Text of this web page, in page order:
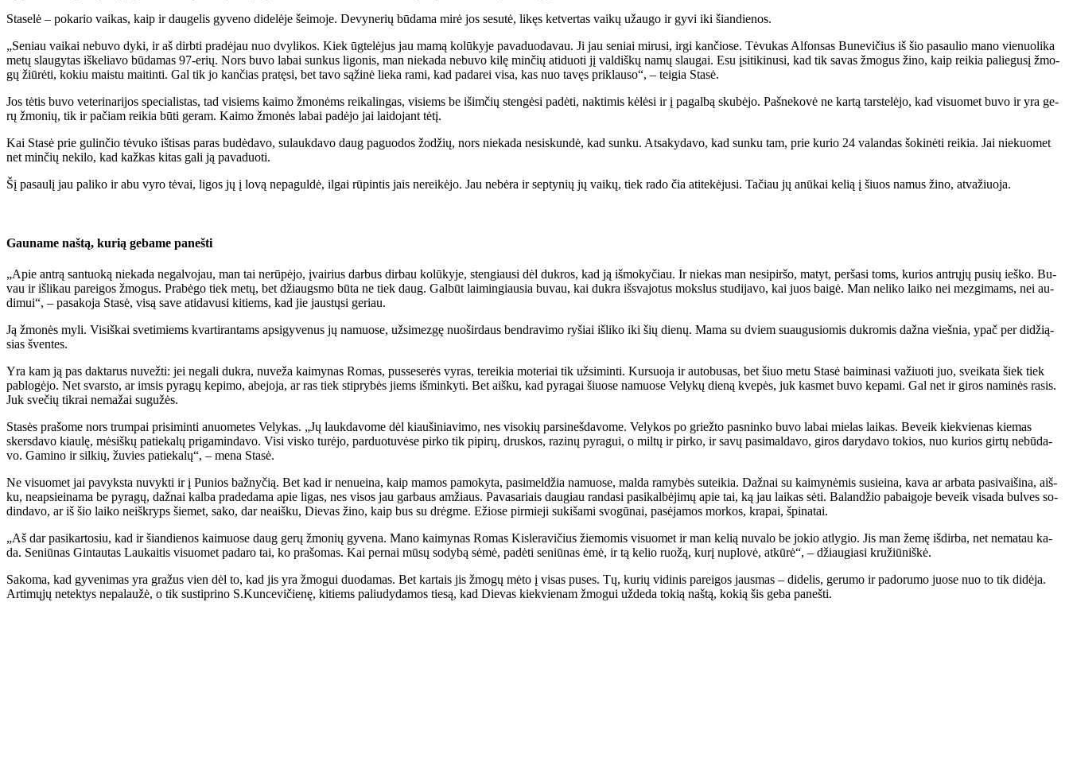
Sta­se­lė – po­ka­rio vai­kas, kaip ir dau­ge­lis gy­ve­no di­de­lė­je šei­mo­je. De­vy­ne­rių bū­da­ma mi­rė jos se­su­tė, li­kęs ket­ver­tas vai­kų už­au­go ir gy­vi iki šian­die­nos.
„Se­niau vai­kai ne­bu­vo dy­ki, ir aš dirb­ti pra­dė­jau nuo dvy­li­kos. Kiek ūg­te­lė­jus jau ma­mą ko­lū­ky­je pa­va­duo­da­vau. Ji jau se­niai mi­ru­si, ir­gi kan­čio­se. Tė­vu­kas Al­fon­sas Bu­ne­vi­čius iš šio pa­sau­lio ma­no vie­nuo­li­ka
me­tų slau­gy­tas iš­ke­lia­vo bū­da­mas 97-erių. Nors bu­vo la­bai sun­kus li­go­nis, man nie­ka­da ne­bu­vo ki­lę min­čių ati­duo­ti jį val­diš­kų na­mų slau­gai. Esu įsi­ti­ki­nu­si, kad tik sa­vas žmo­gus ži­no, kaip rei­kia pa­lie­gu­sį žmo­
gų žiū­rė­ti, ko­kiu mais­tu mai­tin­ti. Gal tik jo kan­čias pra­tę­si, bet ta­vo są­ži­nė lie­ka ra­mi, kad pa­da­rei vi­sa, kas nuo ta­vęs pri­klau­so“, – tei­gia Sta­sė.
Jos tė­tis bu­vo ve­te­ri­na­ri­jos spe­cia­lis­tas, tad vi­siems kai­mo žmo­nėms rei­ka­lin­gas, vi­siems be iš­im­čių sten­gė­si pa­dė­ti, nak­ti­mis kė­lė­si ir į pa­gal­bą sku­bė­jo. Pa­šne­ko­vė ne kar­tą tars­te­lė­jo, kad vi­suo­met bu­vo ir yra ge­
rų žmo­nių, tik ir pa­čiam rei­kia bū­ti ge­ram. Kai­mo žmo­nės la­bai pa­dė­jo jai lai­do­jant tė­tį.
Kai Sta­sė prie gu­lin­čio tė­vu­ko iš­ti­sas pa­ras bu­dė­da­vo, su­lauk­da­vo daug pa­guo­dos žo­džių, nors nie­ka­da ne­si­skun­dė, kad sun­ku. At­sa­ky­da­vo, kad sun­ku tam, prie ku­rio 24 va­lan­das šo­ki­nė­ti rei­kia. Jai nie­kuo­met
net min­čių ne­ki­lo, kad kaž­kas ki­tas ga­li ją pa­va­duo­ti.
Šį pa­sau­lį jau pa­li­ko ir abu vy­ro tė­vai, li­gos jų į lo­vą ne­pa­gul­dė, il­gai rū­pin­tis jais ne­rei­kė­jo. Jau ne­bė­ra ir sep­ty­nių jų vai­kų, tiek ra­do čia ati­te­kė­ju­si. Ta­čiau jų anū­kai ke­lią į šiuos na­mus ži­no, at­va­žiuo­ja.
Gau­na­me naš­tą, ku­rią ge­ba­me pa­neš­ti
„Apie an­trą san­tuo­ką nie­ka­da ne­gal­vo­jau, man tai ne­rū­pė­jo, įvai­rius dar­bus dir­bau ko­lū­ky­je, sten­giau­si dėl duk­ros, kad ją iš­mo­ky­čiau. Ir nie­kas man ne­si­pir­šo, ma­tyt, per­ša­si toms, ku­rios ant­rų­jų pu­sių ieš­ko. Bu­
vau ir iš­li­kau pa­rei­gos žmo­gus. Pra­bė­go tiek me­tų, bet džiaugs­mo bū­ta ne tiek daug. Gal­būt lai­min­giau­sia bu­vau, kai duk­ra iš­sva­jo­tus moks­lus stu­di­ja­vo, kai juos bai­gė. Man ne­li­ko lai­ko nei mez­gi­mams, nei au­
di­mui“, – pa­sa­ko­ja Sta­sė, vi­są sa­ve ati­da­vu­si ki­tiems, kad jie jaus­tų­si ge­riau.
Ją žmo­nės my­li. Vi­siš­kai sve­ti­miems kvar­ti­ran­tams ap­si­gy­ve­nus jų na­muo­se, už­si­mez­gę nuo­šir­daus ben­dra­vi­mo ry­šiai iš­li­ko iki šių die­nų. Ma­ma su dviem su­au­gu­sio­mis duk­ro­mis daž­na vieš­nia, ypač per di­dži­ą­
sias šven­tes.
Yra kam ją pas dak­ta­rus nu­vež­ti: jei ne­ga­li duk­ra, nu­ve­ža kai­my­nas Ro­mas, pus­se­se­rės vy­ras, te­rei­kia mo­te­riai tik už­si­min­ti. Kur­suo­ja ir au­to­bu­sas, bet šiuo me­tu Sta­sė bai­mi­na­si va­žiuo­ti juo, svei­ka­ta šiek tiek
pa­blo­gė­jo. Net svars­to, ar im­sis py­ra­gų ke­pi­mo, abe­jo­ja, ar ras tiek stip­ry­bės jiems iš­min­ky­ti. Bet aiš­ku, kad py­ra­gai šiuo­se na­muo­se Ve­ly­kų die­ną kve­pės, juk kas­met bu­vo ke­pa­mi. Gal net ir gi­ros na­mi­nės ra­sis.
Juk sve­čių tik­rai ne­ma­žai su­gu­žės.
Sta­sės pra­šo­me nors trum­pai pri­si­min­ti anuo­me­tes Ve­ly­kas. „Jų lauk­da­vo­me dėl kiau­ši­nia­vi­mo, nes vi­so­kių par­si­neš­da­vo­me. Ve­ly­kos po griež­to pas­nin­ko bu­vo la­bai mie­las lai­kas. Be­veik kiek­vie­nas kie­mas
skers­da­vo kiau­lę, mė­siš­kų pa­tie­ka­lų pri­ga­min­da­vo. Vi­si vis­ko tu­rė­jo, par­duo­tu­vė­se pir­ko tik pi­pi­rų, drus­kos, ra­zi­nų py­ra­gui, o mil­tų ir pir­ko, ir sa­vų pa­si­mal­da­vo, gi­ros da­ry­da­vo to­kios, nuo ku­rios gir­tų ne­bū­da­
vo. Ga­mi­no ir sil­kių, žu­vies pa­tie­ka­lų“, – me­na Sta­sė.
Ne vi­suo­met jai pa­vyks­ta nu­vyk­ti ir į Pu­nios baž­ny­čią. Bet kad ir ne­nu­ei­na, kaip ma­mos pa­mo­ky­ta, pa­si­mel­džia na­muo­se, mal­da ra­my­bės su­tei­kia. Daž­nai su kai­my­nė­mis su­si­ei­na, ka­va ar ar­ba­ta pa­si­vai­ši­na, aiš­
ku, neap­si­ei­na­ma be py­ra­gų, daž­nai kal­ba pra­de­da­ma apie li­gas, nes vi­sos jau gar­baus am­žiaus. Pa­va­sa­riais dau­giau ran­da­si pa­si­kal­bė­ji­mų apie tai, ką jau lai­kas sė­ti. Ba­lan­džio pa­bai­go­je be­veik vi­sa­da bul­ves so­
din­da­vo, ar iš šio lai­ko ne­iš­kryps šie­met, sa­ko, dar ne­aiš­ku, Die­vas ži­no, kaip bus su drėg­me. Ežio­se pir­mie­ji su­ki­ša­mi svo­gū­nai, pa­sė­ja­mos mor­kos, kra­pai, špi­na­tai.
„Aš dar pa­si­kar­to­siu, kad ir šian­die­nos kai­muo­se daug ge­rų žmo­nių gy­ve­na. Ma­no kai­my­nas Ro­mas Kis­le­ra­vi­čius žie­mo­mis vi­suo­met ir man ke­lią nu­va­lo be jo­kio at­ly­gio. Jis man že­mę iš­dir­ba, net ne­ma­tau ka­
da. Se­niū­nas Gin­tau­tas Lau­kai­tis vi­suo­met pa­da­ro tai, ko pra­šo­mas. Kai per­nai mū­sų so­dy­bą sė­mė, pa­dė­ti se­niū­nas ėmė, ir tą ke­lio ruo­žą, ku­rį nu­plo­vė, at­kū­rė“, – džiau­gia­si kru­žiū­niš­kė.
Sa­ko­ma, kad gy­ve­ni­mas yra gra­žus vien dėl to, kad jis yra žmo­gui duo­da­mas. Bet kar­tais jis žmo­gų mė­to į vi­sas pu­ses. Tų, ku­rių vi­di­nis pa­rei­gos jaus­mas – di­de­lis, ge­ru­mo ir pa­do­ru­mo juo­se nuo to tik di­dė­ja.
Ar­ti­mų­jų ne­tek­tys ne­pa­lau­žė, o tik su­stip­ri­no S.Kun­ce­vi­čie­nę, ki­tiems pa­liu­dy­da­mos tie­są, kad Die­vas kiek­vie­nam žmo­gui už­de­da to­kią naš­tą, ko­kią šis ge­ba pa­neš­ti.